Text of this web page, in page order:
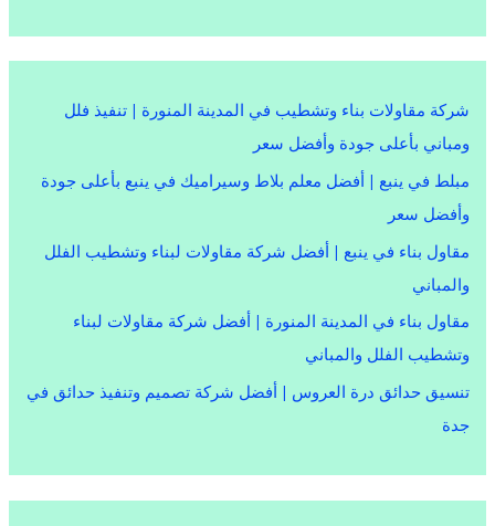
شركة مقاولات بناء وتشطيب في المدينة المنورة | تنفيذ فلل
ومباني بأعلى جودة وأفضل سعر
مبلط في ينبع | أفضل معلم بلاط وسيراميك في ينبع بأعلى جودة
وأفضل سعر
مقاول بناء في ينبع | أفضل شركة مقاولات لبناء وتشطيب الفلل
والمباني
مقاول بناء في المدينة المنورة | أفضل شركة مقاولات لبناء
وتشطيب الفلل والمباني
تنسيق حدائق درة العروس | أفضل شركة تصميم وتنفيذ حدائق في
جدة